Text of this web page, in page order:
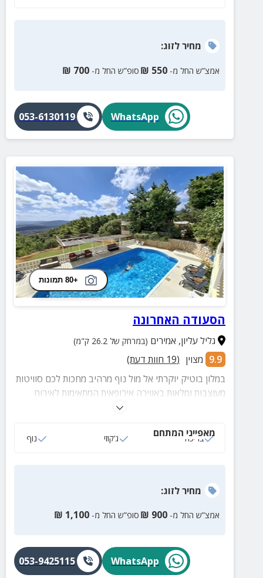
מחירלזוג:
אמצ”ש החל מ- 550
₪ סופ”ש החל מ- 700
₪
WhatsApp
053-6130119
+80 תמונות
הסעודה האחרונה
גליל עליון, אמירים (במרחק של 26.2 ק"מ)
9.9 מצוין (
19 חוות דעת)
במלון בוטיק יוקרתי אל מול נוף מרהיב מחכות לכם סוויטות
מעוצבות ומלאות באווירה אירופאית המתאימות לאירוח
זוגות. במלון תיהנו מג'קוזי ספא פרטי בסוויטות, בריכה, אח
מאפייני המתחם
בריכה ג‘קוזי נוף
מחירלזוג:
אמצ”ש החל מ- 900
₪ סופ”ש החל מ- 1,100
₪
WhatsApp
053-9425115